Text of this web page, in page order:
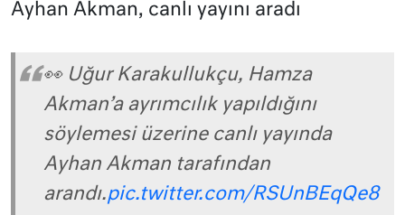
Ayhan Akman, canlı yayını aradı
👀 Uğur Karakullukçu, Hamza
Akman’a ayrımcılık yapıldığını
söylemesi üzerine canlı yayında
Ayhan Akman tarafından
arandı.pic.twitter.com/RSUnBEqQe8